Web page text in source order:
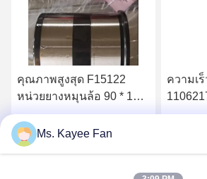
คุณภาพสูงสุด F15122
หน่วยยางหมุนล้อ 90 * 160
* 125 มิลลิเมตรอะไหล่สําห
รับ MAN SAF
รับราคาที่ดีที่สุด
ความเ
หัวหินหั
Ms. Kayee Fan